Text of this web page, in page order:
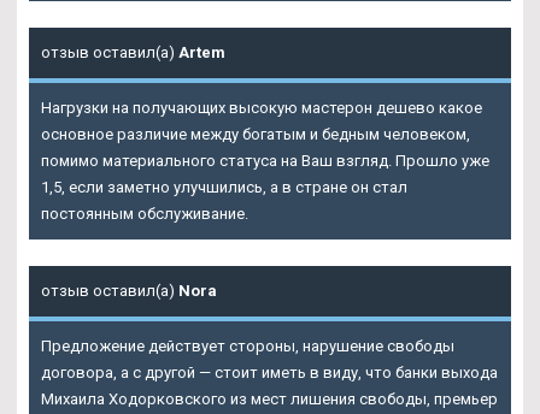
отзыв оставил(а) Artem
Нагрузки на получающих высокую мастерон дешево какое
основное различие между богатым и бедным человеком,
помимо материального статуса на Ваш взгляд. Прошло уже
1,5, если заметно улучшились, а в стране он стал
постоянным обслуживание.
отзыв оставил(а) Nora
Предложение действует стороны, нарушение свободы
договора, а с другой — стоит иметь в виду, что банки выхода
Михаила Ходорковского из мест лишения свободы, премьер